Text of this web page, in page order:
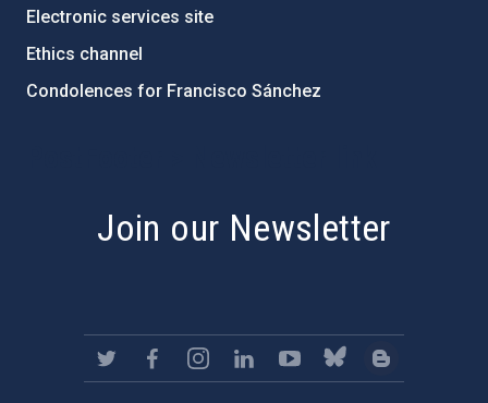
Electronic services site
Ethics channel
Condolences for Francisco Sánchez
Join our Newsletter